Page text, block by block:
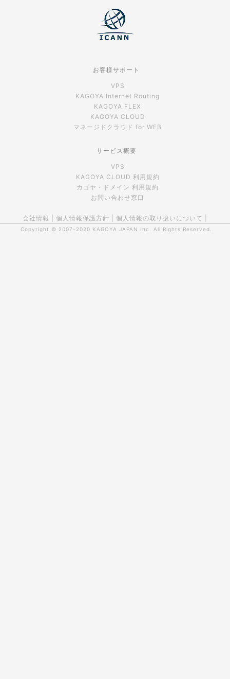
お客様サポート
VPS
KAGOYA Internet Routing
KAGOYA FLEX
KAGOYA CLOUD
マネージドクラウド for WEB
サービス概要
VPS
KAGOYA CLOUD 利用規約
カゴヤ・ドメイン 利用規約
お問い合わせ窓口
会社情報 個人情報保護方針 個人情報の取り扱いについて
Copyright © 2007-2020 KAGOYA JAPAN Inc. All Rights Reserved.